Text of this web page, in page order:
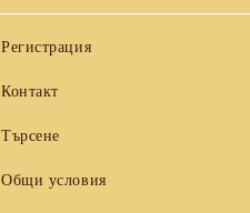
Регистрация
Контакт
Търсене
Общи условия